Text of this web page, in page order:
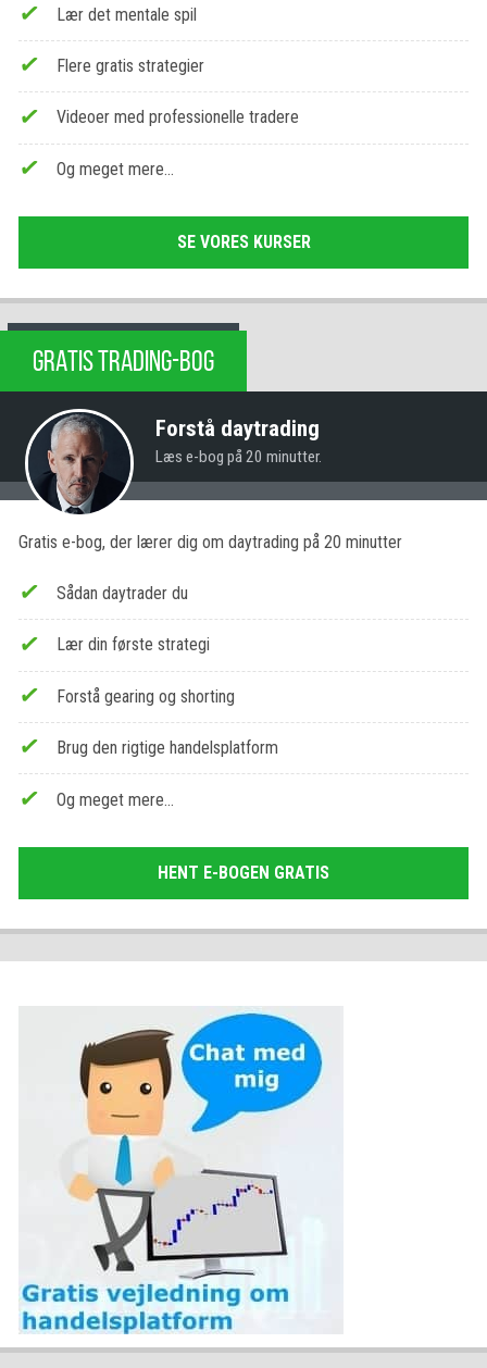
Lær det mentale spil
Flere gratis strategier
Videoer med professionelle tradere
Og meget mere…
SE VORES KURSER
GRATIS TRADING-BOG
Forstå daytrading
Læs e-bog på 20 minutter.
Gratis e-bog, der lærer dig om daytrading på 20 minutter
Sådan daytrader du
Lær din første strategi
Forstå gearing og shorting
Brug den rigtige handelsplatform
Og meget mere…
HENT E-BOGEN GRATIS